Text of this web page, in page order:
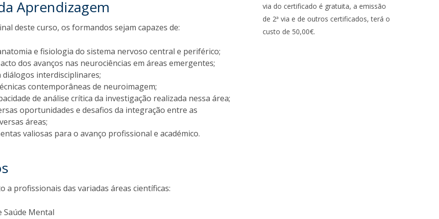
Aprendizagem
deste curso, os formandos sejam capazes de:
e fisiologia do sistema nervoso central e periférico;
dos avanços nas neurociências em áreas emergentes;
interdisciplinares;
contemporâneas de neuroimagem;
de análise crítica da investigação realizada nessa área;
oportunidades e desafios da integração entre as
áreas;
valiosas para o avanço profissional e académico.
a profissionais das variadas áreas científicas:
Saúde Mental
via do certificado é gratuita, a emissão
de 2ª via e de outros certificados, terá o
custo de 50,00€.